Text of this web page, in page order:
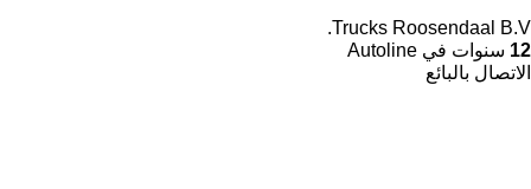
Trucks Roosendaal B.V.
12 سنوات في Autoline
الاتصال بالبائع